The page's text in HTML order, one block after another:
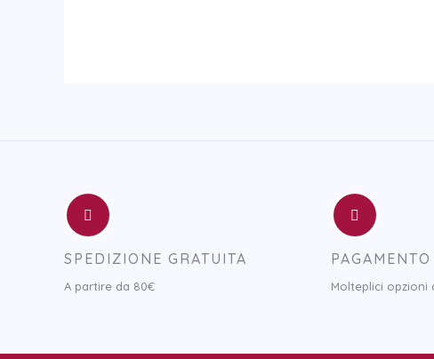
SPEDIZIONE GRATUITA
A partire da 80€ Molteplici opzioni